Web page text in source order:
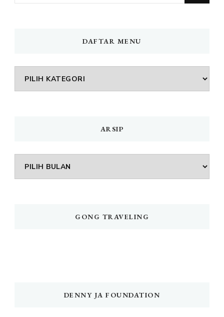
DAFTAR MENU
DAFTAR
MENU
ARSIP
Arsip
GONG TRAVELING
DENNY JA FOUNDATION